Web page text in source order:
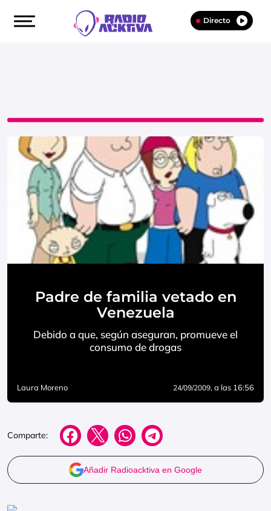
Directo
Padre de familia vetado en
Venezuela
Debido a que, según aseguran, promueve el
consumo de drogas
Laura Moreno 24/09/2009, a las 16:56
Comparte:
Añadir Radioacktiva en Google